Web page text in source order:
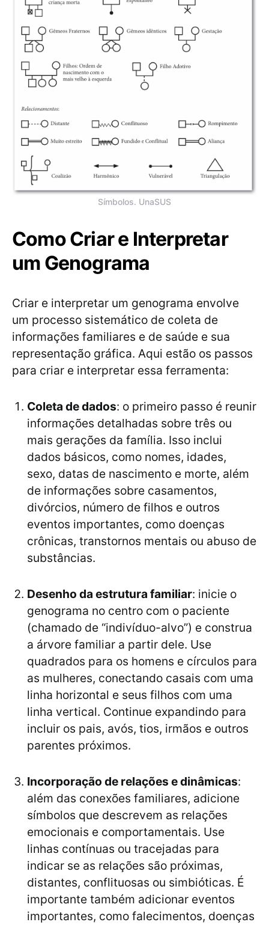
Símbolos. UnaSUS
Como Criar e Interpretar
um Genograma
Criar e interpretar um genograma envolve
um processo sistemático de coleta de
informações familiares e de saúde e sua
representação gráfica. Aqui estão os passos
para criar e interpretar essa ferramenta:
Coleta de dados: o primeiro passo é reunir
informações detalhadas sobre três ou
mais gerações da família. Isso inclui
dados básicos, como nomes, idades,
sexo, datas de nascimento e morte, além
de informações sobre casamentos,
divórcios, número de filhos e outros
eventos importantes, como doenças
crônicas, transtornos mentais ou abuso de
substâncias.
Desenho da estrutura familiar: inicie o
genograma no centro com o paciente
(chamado de “indivíduo-alvo”) e construa
a árvore familiar a partir dele. Use
quadrados para os homens e círculos para
as mulheres, conectando casais com uma
linha horizontal e seus filhos com uma
linha vertical. Continue expandindo para
incluir os pais, avós, tios, irmãos e outros
parentes próximos.
Incorporação de relações e dinâmicas:
além das conexões familiares, adicione
símbolos que descrevem as relações
emocionais e comportamentais. Use
linhas contínuas ou tracejadas para
indicar se as relações são próximas,
distantes, conflituosas ou simbióticas. É
importante também adicionar eventos
importantes, como falecimentos, doenças